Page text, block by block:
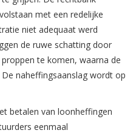
met een redelijke
niet adequaat werd
de ruwe schatting door
te komen, waarna de
naheffingsaanslag wordt op
betalen van loonheffingen
eenmaal